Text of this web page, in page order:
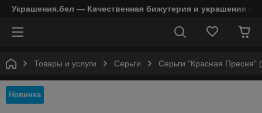
Украшения.бел — Качественная бижутерия и украшения в
Товары и услуги Серьги Серьги "Красная Пресня"
Новинка